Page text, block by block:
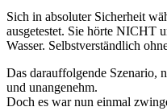
Sich in absoluter Sicherheit
ausgetestet. Sie hörte NICHT
Wasser. Selbstverständlich
Das darauffolgende Szenario,
und unangenehm.
Doch es war nun einmal